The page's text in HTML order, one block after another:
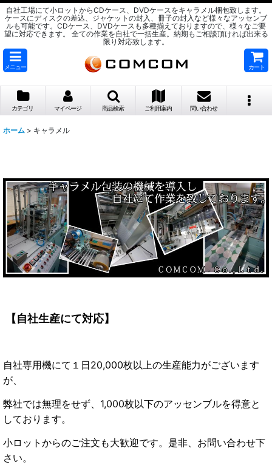
自社工場にて小ロットからCDケース、DVDケースをキャラメル梱包致します。
ケースにディスクの差込、ジャケットの封入、冊子の封入など様々なアッセンブ
ルも可能です。CDケース、DVDケースも多種揃えておりますので、様々なご要
望に対応できます。 全ての作業を自社で一括生産。納期もご相談頂ければ出来る
限り対応致します。
メニュー カート
カテゴリ マイページ 商品検索 ご利用案内 問い合わせ
ホーム > キャラメル
【自社生産にて対応】
自社専用機にて１日20,000枚以上の生産能力がございます
が、
弊社では無理をせず、1,000枚以下のアッセンブルを得意と
しております。
小ロットからのご注文も大歓迎です。是非、お問い合わせ下
さい。